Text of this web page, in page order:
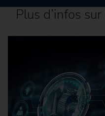
Plus d’infos sur